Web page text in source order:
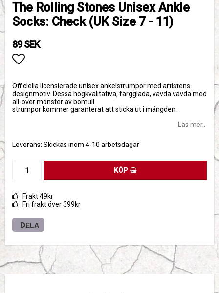
The Rolling Stones Unisex Ankle
Socks: Check (UK Size 7 - 11)
89 SEK
Officiella licensierade unisex ankelstrumpor med artistens
designmotiv. Dessa högkvalitativa, färgglada, vävda vävda med
all-over mönster av bomull
strumpor kommer garanterat att sticka ut i mängden.
Läs mer...
Leverans: Skickas inom 4-10 arbetsdagar
KÖP
Frakt 49kr
Fri frakt över 399kr
DELA